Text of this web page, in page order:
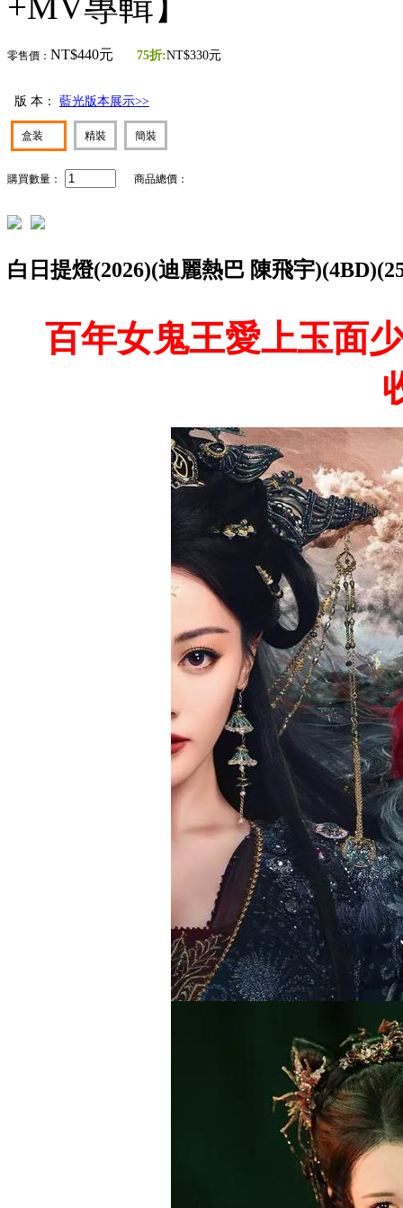
零售價： NT$440元 75折:NT$330元
版 本： 藍光版本展示>>
盒装 精裝 簡裝
購買數量： 商品總價：
白日提燈(2026)(迪麗熱巴 陳飛宇
百年女鬼王愛上玉面